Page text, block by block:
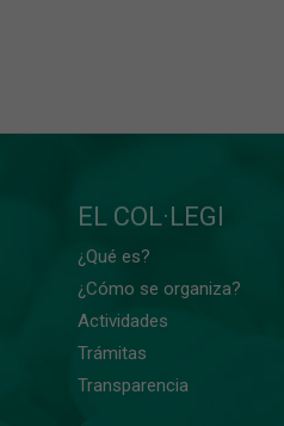
EL COL·LEGI
¿Qué es?
¿Cómo se organiza?
Actividades
Trámitas
Transparencia